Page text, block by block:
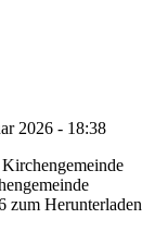
2026 - 18:38
zum Herunterladen